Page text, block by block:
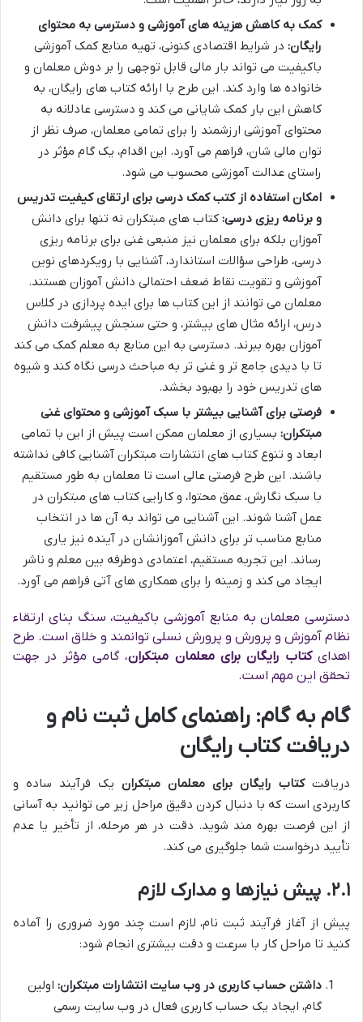
کمک به کاهش هزینه های آموزشی و دسترسی به محتوای
رایگان: در شرایط اقتصادی کنونی، تهیه منابع کمک آموزشی
باکیفیت می تواند بار مالی قابل توجهی را بر دوش معلمان و
خانواده ها وارد کند. این طرح با ارائه کتاب های رایگان، به
کاهش این بار کمک شایانی می کند و دسترسی عادلانه به
محتوای آموزشی ارزشمند را برای تمامی معلمان، صرف نظر از
توان مالی شان، فراهم می آورد. این اقدام، یک گام مؤثر در
راستای عدالت آموزشی محسوب می شود.
امکان استفاده از کتب کمک درسی برای ارتقای کیفیت تدریس
و برنامه ریزی درسی: کتاب های مبتکران نه تنها برای دانش
آموزان بلکه برای معلمان نیز منبعی غنی برای برنامه ریزی
درسی، طراحی سؤالات استاندارد، آشنایی با رویکردهای نوین
آموزشی و تقویت نقاط ضعف احتمالی دانش آموزان هستند.
معلمان می توانند از این کتاب ها برای ایده پردازی در کلاس
درس، ارائه مثال های بیشتر، و حتی سنجش پیشرفت دانش
آموزان بهره ببرند. دسترسی به این منابع به معلم کمک می کند
تا با دیدی جامع تر و غنی تر به مباحث درسی نگاه کند و شیوه
های تدریس خود را بهبود بخشد.
فرصتی برای آشنایی بیشتر با سبک آموزشی و محتوای غنی
مبتکران: بسیاری از معلمان ممکن است پیش از این با تمامی
ابعاد و تنوع کتاب های انتشارات مبتکران آشنایی کافی نداشته
باشند. این طرح فرصتی عالی است تا معلمان به طور مستقیم
با سبک نگارش، عمق محتوا، و کارایی کتاب های مبتکران در
عمل آشنا شوند. این آشنایی می تواند به آن ها در انتخاب
منابع مناسب تر برای دانش آموزانشان در آینده نیز یاری
رساند. این تجربه مستقیم، اعتمادی دوطرفه بین معلم و ناشر
ایجاد می کند و زمینه را برای همکاری های آتی فراهم می آورد.
دسترسی معلمان به منابع آموزشی باکیفیت، سنگ بنای ارتقاء
نظام آموزش و پرورش و پرورش نسلی توانمند و خلاق است. طرح
اهدایکتاب رایگان برای معلمان مبتکران، گامی مؤثر در جهت
تحقق این مهم است.
گام به گام: راهنمای کامل ثبت نام و
دریافت کتاب رایگان
دریافتکتاب رایگان برای معلمان مبتکران یک فرآیند ساده و
کاربردی است که با دنبال کردن دقیق مراحل زیر می توانید به آسانی
از این فرصت بهره مند شوید. دقت در هر مرحله، از تأخیر یا عدم
تأیید درخواست شما جلوگیری می کند.
۲.۱. پیش نیازها و مدارک لازم
پیش از آغاز فرآیند ثبت نام، لازم است چند مورد ضروری را آماده
کنید تا مراحل کار با سرعت و دقت بیشتری انجام شود:
داشتن حساب کاربری در وب سایت انتشارات مبتکران: اولین
گام، ایجاد یک حساب کاربری فعال در وب سایت رسمی